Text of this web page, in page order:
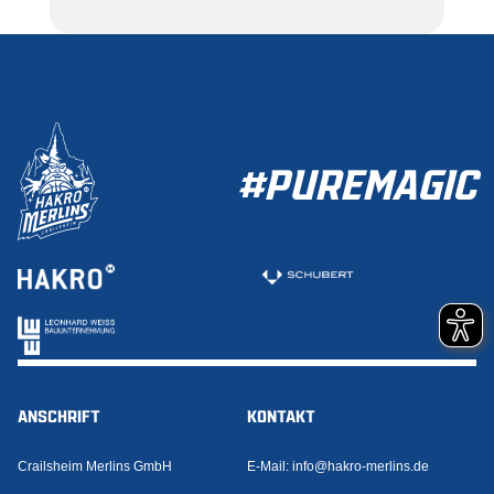
#PUREMAGIC
ANSCHRIFT
Crailsheim Merlins GmbH
KONTAKT
E-Mail: info@hakro-merlins.de